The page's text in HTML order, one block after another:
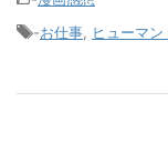
-お仕事 ヒューマン